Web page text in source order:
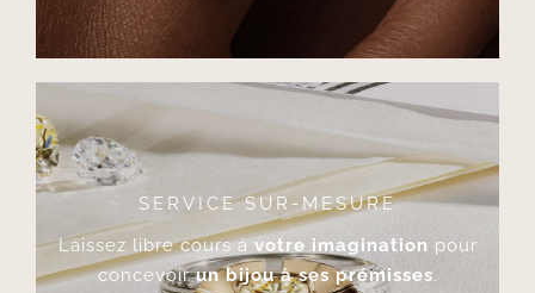
SERVICE SUR-MESURE
Laissez libre cours à votre imagination pour
concevoirun bijou à ses prémisses.